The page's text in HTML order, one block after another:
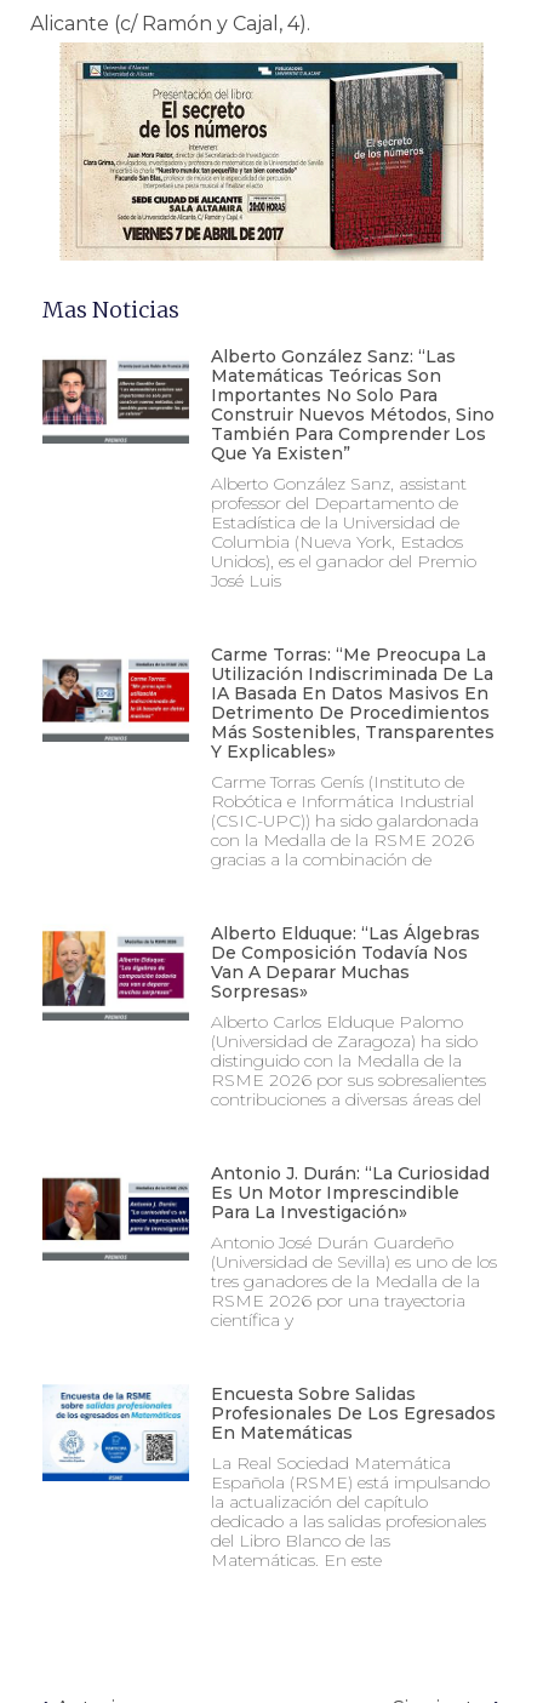
Alicante (c/ Ramón y Cajal, 4).
Mas Noticias
Alberto González Sanz: “Las
Matemáticas Teóricas Son
Importantes No Solo Para
Construir Nuevos Métodos, Sino
También Para Comprender Los
Que Ya Existen”
Alberto González Sanz, assistant
professor del Departamento de
Estadística de la Universidad de
Columbia (Nueva York, Estados
Unidos), es el ganador del Premio
José Luis
Carme Torras: “Me Preocupa La
Utilización Indiscriminada De La
IA Basada En Datos Masivos En
Detrimento De Procedimientos
Más Sostenibles, Transparentes
Y Explicables»
Carme Torras Genís (Instituto de
Robótica e Informática Industrial
(CSIC-UPC)) ha sido galardonada
con la Medalla de la RSME 2026
gracias a la combinación de
Alberto Elduque: “Las Álgebras
De Composición Todavía Nos
Van A Deparar Muchas
Sorpresas»
Alberto Carlos Elduque Palomo
(Universidad de Zaragoza) ha sido
distinguido con la Medalla de la
RSME 2026 por sus sobresalientes
contribuciones a diversas áreas del
Antonio J. Durán: “La Curiosidad
Es Un Motor Imprescindible
Para La Investigación»
Antonio José Durán Guardeño
(Universidad de Sevilla) es uno de los
tres ganadores de la Medalla de la
RSME 2026 por una trayectoria
científica y
Encuesta Sobre Salidas
Profesionales De Los Egresados
En Matemáticas
La Real Sociedad Matemática
Española (RSME) está impulsando
la actualización del capítulo
dedicado a las salidas profesionales
del Libro Blanco de las
Matemáticas. En este